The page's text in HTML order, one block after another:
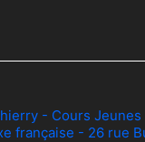
- Cours Jeunes
française - 26 rue